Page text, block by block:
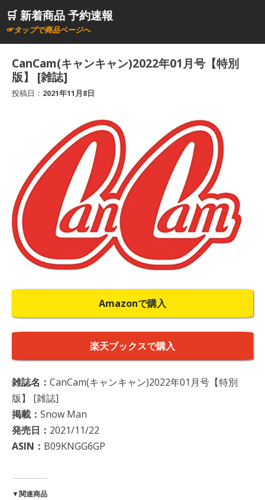
ン🛒 新着商品 予約速報
☞タップで商品ページへ
CanCam(キャンキャン)2022年01月号【特別
版】 [雑誌]
投稿日： 2021年11月8日
Amazonで購入
楽天ブックスで購入
雑誌名： CanCam(キャンキャン)2022年01月号【特別
版】 [雑誌]
掲載： Snow Man
発売日： 2021/11/22
ASIN： B09KNGG6GP
▼関連商品